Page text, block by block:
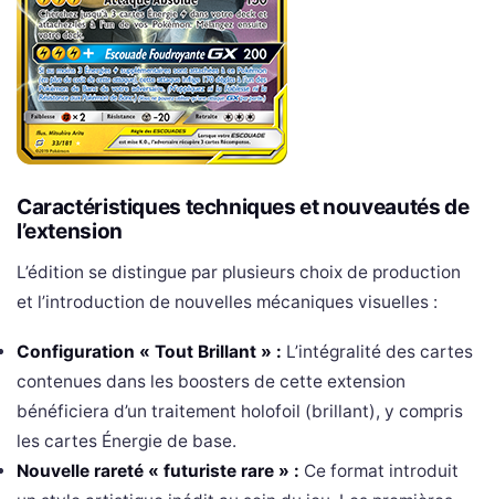
Caractéristiques techniques et nouveautés de
l’extension
L’édition se distingue par plusieurs choix de production
et l’introduction de nouvelles mécaniques visuelles :
Configuration « Tout Brillant » : L’intégralité des cartes
contenues dans les boosters de cette extension
bénéficiera d’un traitement holofoil (brillant), y compris
les cartes Énergie de base.
Nouvelle rareté « futuriste rare » : Ce format introduit